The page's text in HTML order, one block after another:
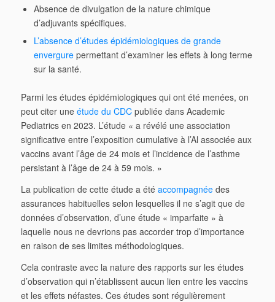
Absence de divulgation de la nature chimique
d’adjuvants spécifiques.
L’absence d’études épidémiologiques de grande
envergurepermettant d’examiner les effets à long terme
sur la santé.
Parmi les études épidémiologiques qui ont été menées, on
peut citer une étude du CDCpubliée dans Academic
Pediatrics en 2023. L’étude « a révélé une association
significative entre l’exposition cumulative à l’Al associée aux
vaccins avant l’âge de 24 mois et l’incidence de l’asthme
persistant à l’âge de 24 à 59 mois. »
La publication de cette étude a été accompagnéedes
assurances habituelles selon lesquelles il ne s’agit que de
données d’observation, d’une étude « imparfaite » à
laquelle nous ne devrions pas accorder trop d’importance
en raison de ses limites méthodologiques.
Cela contraste avec la nature des rapports sur les études
d’observation qui n’établissent aucun lien entre les vaccins
et les effets néfastes. Ces études sont régulièrement